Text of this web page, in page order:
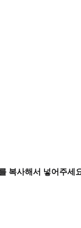
복사해서 넣어주세